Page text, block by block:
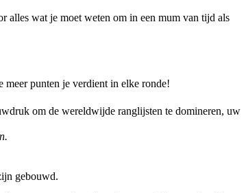
alles wat je moet weten om in een mum van tijd als
punten je verdient in elke ronde!
om de wereldwijde ranglijsten te domineren, uw
gebouwd.